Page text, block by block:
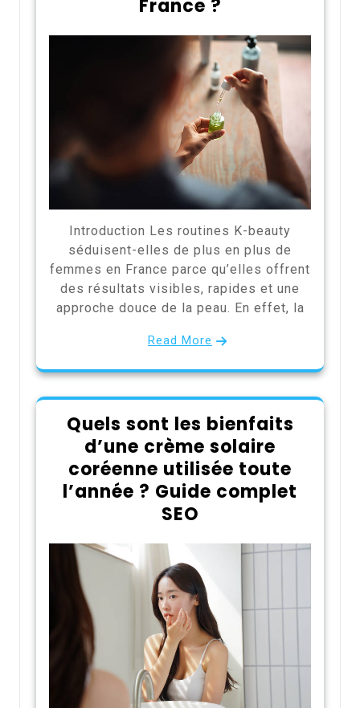
France ?
Introduction Les routines K-beauty
séduisent-elles de plus en plus de
femmes en France parce qu’elles offrent
des résultats visibles, rapides et une
approche douce de la peau. En effet, la
Read More
Quels sont les bienfaits
d’une crème solaire
coréenne utilisée toute
l’année ? Guide complet
SEO